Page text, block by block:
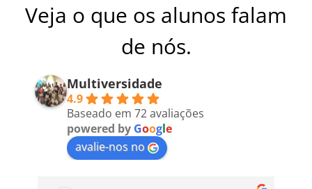
Veja o que os alunos falam
de nós.
Multiversidade
4.9
Baseado em 72 avaliações
powered by Google
avalie-nos no